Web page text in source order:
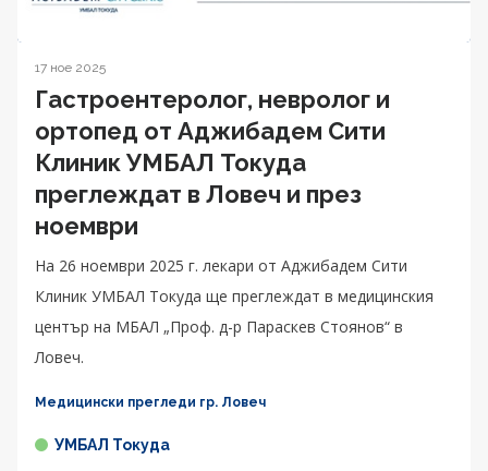
17 ное 2025
Гастроентеролог, невролог и
ортопед от Аджибадем Сити
Клиник УМБАЛ Токуда
преглеждат в Ловеч и през
ноември
На 26 ноември 2025 г. лекари от Аджибадем Сити
Клиник УМБАЛ Токуда ще преглеждат в медицинския
център на МБАЛ „Проф. д-р Параскев Стоянов“ в
Ловеч.
Медицински прегледи гр. Ловеч
УМБАЛ Токуда